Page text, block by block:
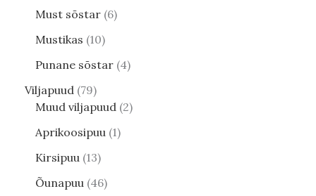
Must sõstar 6
Mustikas 10
Punane sõstar 4
Viljapuud 79
Muud viljapuud 2
Aprikoosipuu 1
Kirsipuu 13
Õunapuu 46